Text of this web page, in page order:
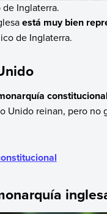
Inglaterra.
está muy bien
de Inglaterra.
Unido reinan, pero no